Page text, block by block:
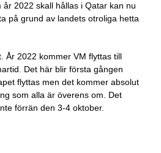
2022 skall hållas i Qatar kan nu
på grund av landets otroliga hetta
År 2022 kommer VM flyttas till
Det här blir första gången
flyttas men det kommer absolut
som alla är överens om. Det
förrän den 3-4 oktober.